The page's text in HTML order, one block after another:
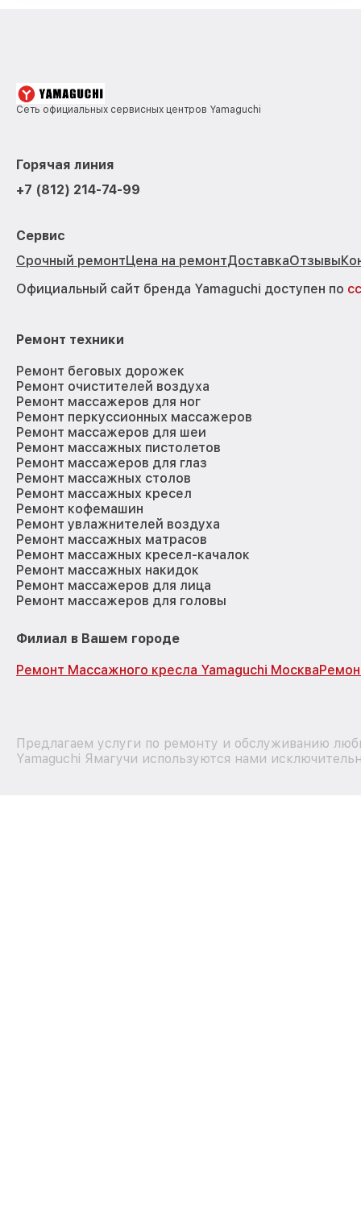
Сеть официальных сервисных центров Yamaguchi
Горячая линия
+7 (812) 214-74-99
Сервис
Срочный ремонтЦена на ремонтДоставкаОтзывы
Официальный сайт бренда Yamaguchi доступен по
Ремонт техники
Ремонт беговых дорожек
Ремонт очистителей воздуха
Ремонт массажеров для ног
Ремонт перкуссионных массажеров
Ремонт массажеров для шеи
Ремонт массажных пистолетов
Ремонт массажеров для глаз
Ремонт массажных столов
Ремонт массажных кресел
Ремонт кофемашин
Ремонт увлажнителей воздуха
Ремонт массажных матрасов
Ремонт массажных кресел-качалок
Ремонт массажных накидок
Ремонт массажеров для лица
Ремонт массажеров для головы
Филиал в Вашем городе
Ремонт Массажного кресла Yamaguchi Москва
Предлагаем услуги по ремонту и обслуживанию
Yamaguchi Ямагучи используются нами